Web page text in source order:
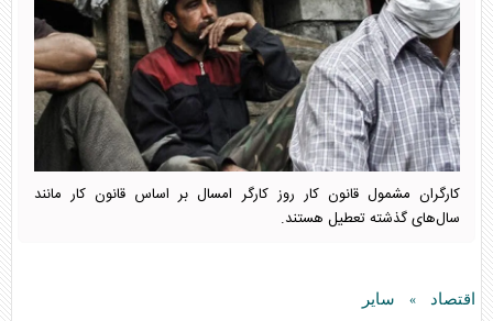
کارگران مشمول قانون کار روز کارگر امسال بر اساس قانون کار مانند
سال‌های گذشته تعطیل هستند.
اقتصاد » سایر